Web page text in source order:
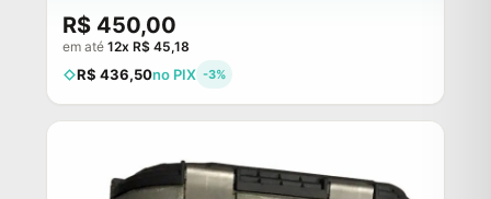
R$ 450,00
em até 12x R$ 45,18
R$ 436,50no PIX -3%